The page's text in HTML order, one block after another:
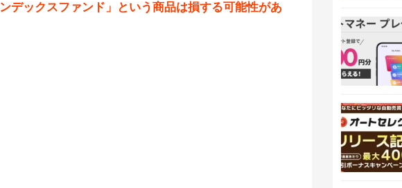
ンデックスファンド」という商品は損する可能性があ